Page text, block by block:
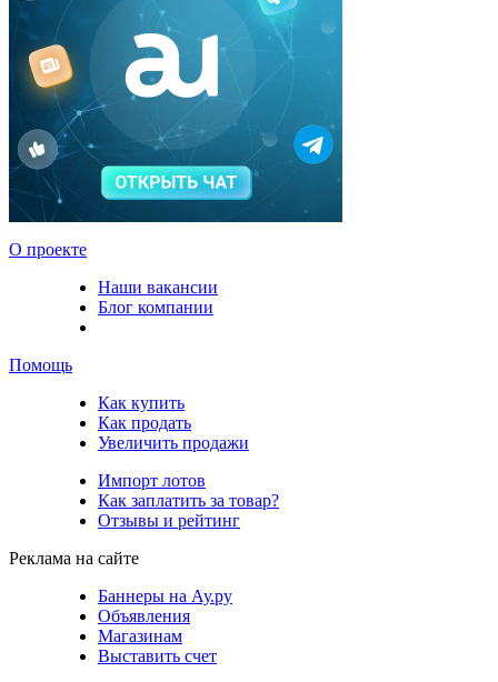
О проекте
Наши вакансии
Блог компании
Помощь
Как купить
Как продать
Увеличить продажи
Импорт лотов
Как заплатить за товар?
Отзывы и рейтинг
Реклама на сайте
Баннеры на Ау.ру
Объявления
Магазинам
Выставить счет